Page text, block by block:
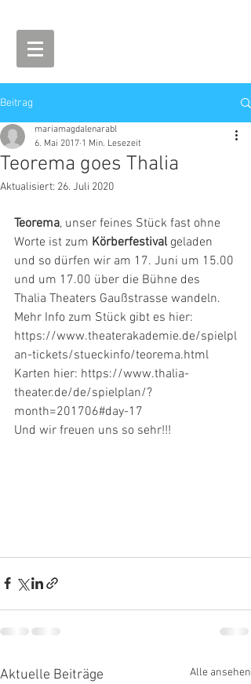
Beitrag
Teorema goes Thalia
mariamagdalenarabl
6. Mai 2017 1 Min. Lesezeit
Aktualisiert: 26. Juli 2020
Teorema, unser feines Stück fast ohne
Worte ist zum Körberfestival geladen
und so dürfen wir am 17. Juni um 15.00
und um 17.00 über die Bühne des
Thalia Theaters Gaußstrasse wandeln.
Mehr Info zum Stück gibt es hier:
https://www.theaterakademie.de/spielpl
an-tickets/stueckinfo/teorema.html
Karten hier: https://www.thalia-
theater.de/de/spielplan/?
month=201706#day-17
Und wir freuen uns so sehr!!!
Aktuelle Beiträge Alle ansehen